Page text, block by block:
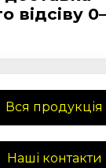
відсіву
Вся продукція
Наші контакти